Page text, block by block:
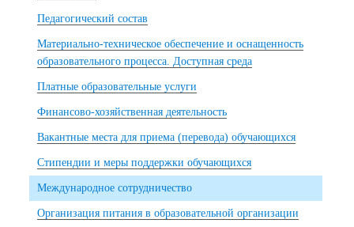
Педагогический состав
Материально-техническое обеспечение и оснащенность
образовательного процесса. Доступная среда
Платные образовательные услуги
Финансово-хозяйственная деятельность
Вакантные места для приема (перевода) обучающихся
Стипендии и меры поддержки обучающихся
Международное сотрудничество
Организация питания в образовательной организации